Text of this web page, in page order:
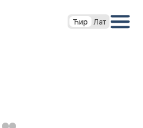
Ћир Лат